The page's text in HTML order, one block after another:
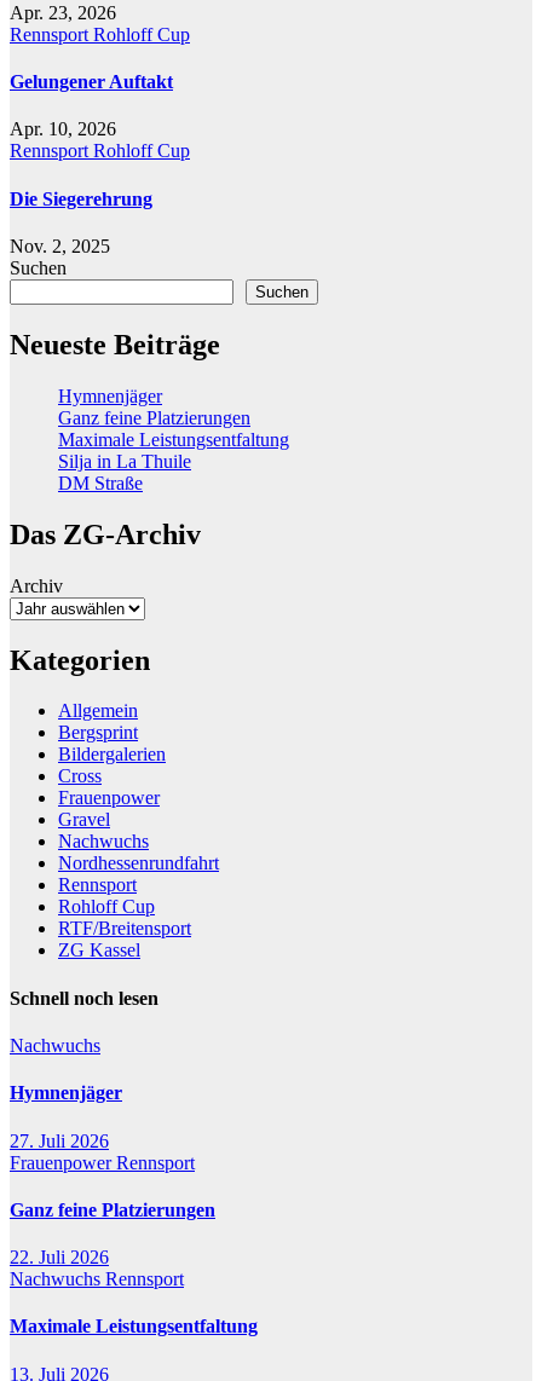
Apr. 23, 2026
Rennsport Rohloff Cup
Gelungener Auftakt
Apr. 10, 2026
RennsportRohloff Cup
Die Siegerehrung
Nov. 2, 2025
Suchen
Suchen
Neueste Beiträge
Hymnenjäger
Ganz feine Platzierungen
Maximale Leistungsentfaltung
Silja in La Thuile
DM Straße
Das ZG-Archiv
Archiv
Kategorien
Allgemein
Bergsprint
Bildergalerien
Cross
Frauenpower
Gravel
Nachwuchs
Nordhessenrundfahrt
Rennsport
Rohloff Cup
RTF/Breitensport
ZG Kassel
Schnell noch lesen
Nachwuchs
Hymnenjäger
27. Juli 2026
FrauenpowerRennsport
Ganz feine Platzierungen
22. Juli 2026
Nachwuchs Rennsport
Maximale Leistungsentfaltung
13. Juli 2026